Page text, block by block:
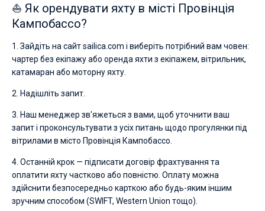
⛵ Як орендувати яхту в місті Провінція
Кампобассо?
1. Зайдіть на сайт sailica.com і виберіть потрібний вам човен:
чартер без екіпажу або оренда яхти з екіпажем, вітрильник,
катамаран або моторну яхту.
2. Надішліть запит.
3. Наш менеджер зв'яжеться з вами, щоб уточнити ваш
запит і проконсультувати з усіх питань щодо прогулянки під
вітрилами в місто Провінція Кампобассо.
4. Останній крок — підписати договір фрахтування та
оплатити яхту частково або повністю. Оплату можна
здійснити безпосередньо карткою або будь-яким іншим
зручним способом (SWIFT, Western Union тощо).